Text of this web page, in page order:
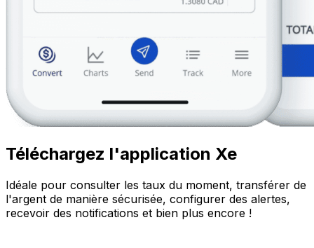
Téléchargez l'application Xe
Idéale pour consulter les taux du moment, transférer de
l'argent de manière sécurisée, configurer des alertes,
recevoir des notifications et bien plus encore !